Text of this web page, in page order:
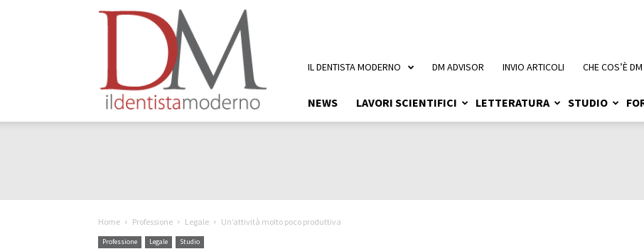
NEWS LAVORI SCIENTIFICI LETTERATURA STUDIO
IL DENTISTA MODERNO DM ADVISOR INVIO ARTICOLI CHE COS’È
Home Professione Legale Un’attività molto poco produttiva
Professione Legale Studio